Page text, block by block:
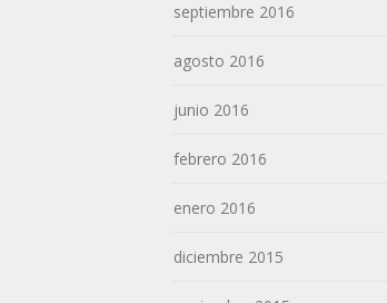
septiembre 2016
agosto 2016
junio 2016
febrero 2016
enero 2016
diciembre 2015